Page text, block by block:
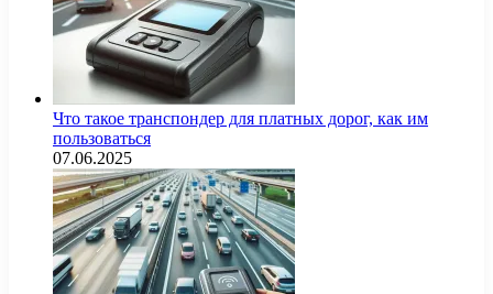
Что такое транспондер для платных дорог, как им
пользоваться
07.06.2025